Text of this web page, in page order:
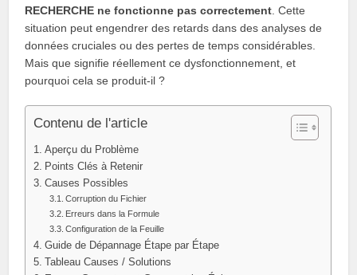
RECHERCHE ne fonctionne pas correctement . Cette
situation peut engendrer des retards dans des analyses de
données cruciales ou des pertes de temps considérables.
Mais que signifie réellement ce dysfonctionnement, et
pourquoi cela se produit-il ?
Contenu de l'article
Aperçu du Problème
Points Clés à Retenir
Causes Possibles
Corruption du Fichier
Erreurs dans la Formule
Configuration de la Feuille
Guide de Dépannage Étape par Étape
Tableau Causes / Solutions